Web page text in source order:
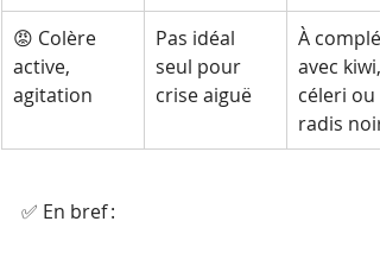
😡 Colère
active,
agitation
Pas idéal
seul pour
crise aiguë
À
avec kiwi,
céleri ou
radis noir
✅ En bref :